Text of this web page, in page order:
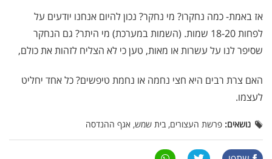
אז באמת- כמה נחקרו? מי נחקר? נכון להיום אנחנו יודעים על
לפחות 18-20 שמות. (השמות במערכת) מי היתר? גם הנחקר
שסיפר לנו על עשרות או מאות, טען כי לא הצליח לזהות את כולם,
האם צרת רבים היא חצי נחמה או נחמת טיפשים? כל אחד יחליט
לעצמו.
נושאים: פרשת העצורים, בית שמש, אגף ההנדסה